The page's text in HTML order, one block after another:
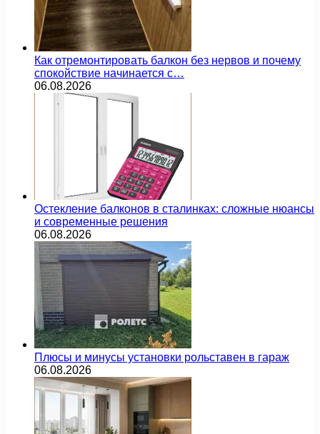
Как отремонтировать балкон без нервов и почему
спокойствие начинается с…
06.08.2026
Остекление балконов в сталинках: сложные нюансы
и современные решения
06.08.2026
Плюсы и минусы установки рольставен в гараж
06.08.2026